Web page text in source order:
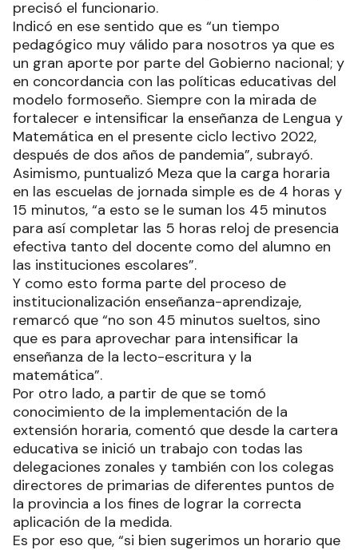
precisó el funcionario.
Indicó en ese sentido que es “un tiempo
pedagógico muy válido para nosotros ya que es
un gran aporte por parte del Gobierno nacional; y
en concordancia con las políticas educativas del
modelo formoseño. Siempre con la mirada de
fortalecer e intensificar la enseñanza de Lengua y
Matemática en el presente ciclo lectivo 2022,
después de dos años de pandemia”, subrayó.
Asimismo, puntualizó Meza que la carga horaria
en las escuelas de jornada simple es de 4 horas y
15 minutos, “a esto se le suman los 45 minutos
para así completar las 5 horas reloj de presencia
efectiva tanto del docente como del alumno en
las instituciones escolares”.
Y como esto forma parte del proceso de
institucionalización enseñanza-aprendizaje,
remarcó que “no son 45 minutos sueltos, sino
que es para aprovechar para intensificar la
enseñanza de la lecto-escritura y la
matemática”.
Por otro lado, a partir de que se tomó
conocimiento de la implementación de la
extensión horaria, comentó que desde la cartera
educativa se inició un trabajo con todas las
delegaciones zonales y también con los colegas
directores de primarias de diferentes puntos de
la provincia a los fines de lograr la correcta
aplicación de la medida.
Es por eso que, “si bien sugerimos un horario que